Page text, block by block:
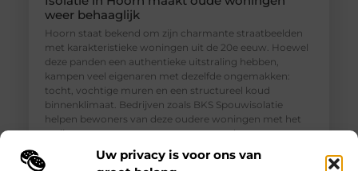
Uw privacy is voor ons van
weer behaaglijk
Hoorn staat bekend om zijn charmante straatbeelden
met karakteristieke woningen uit de 20e eeuw. Hoewel
deze panden een authentieke uitstraling hebben,
kampen veel eigenaren met dezelfde ongemakken:
tocht, vochtige muren en een structureel koud
binnenklimaat. Bedrijven zoals BKS Spouwisolatie
helpen bewoners van deze oudere woningen met het
realiseren van een aangenamer, gezonder en
energiezuiniger thuis. Isolatie in Hoorn is dan